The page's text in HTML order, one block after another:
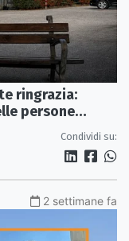
ringrazia:
persone
Condividi su:
2 settimane fa